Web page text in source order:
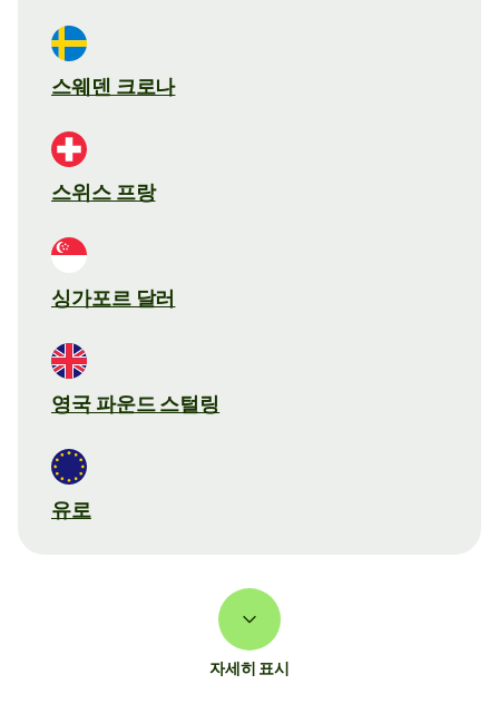
스웨덴 크로나
스위스 프랑
싱가포르 달러
영국 파운드 스털링
유로
자세히 표시